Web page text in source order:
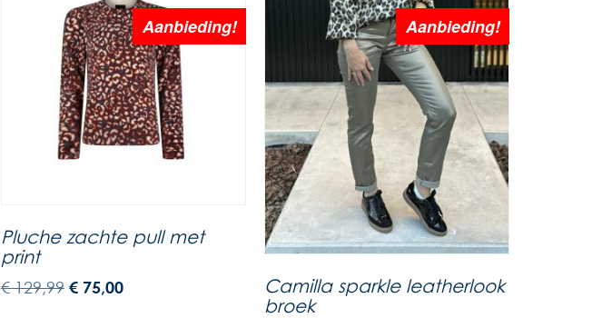
Aanbieding!
Pluche zachte pull met
print
€129,99 € 75,00
Aanbieding!
Camilla sparkle leatherlook
broek